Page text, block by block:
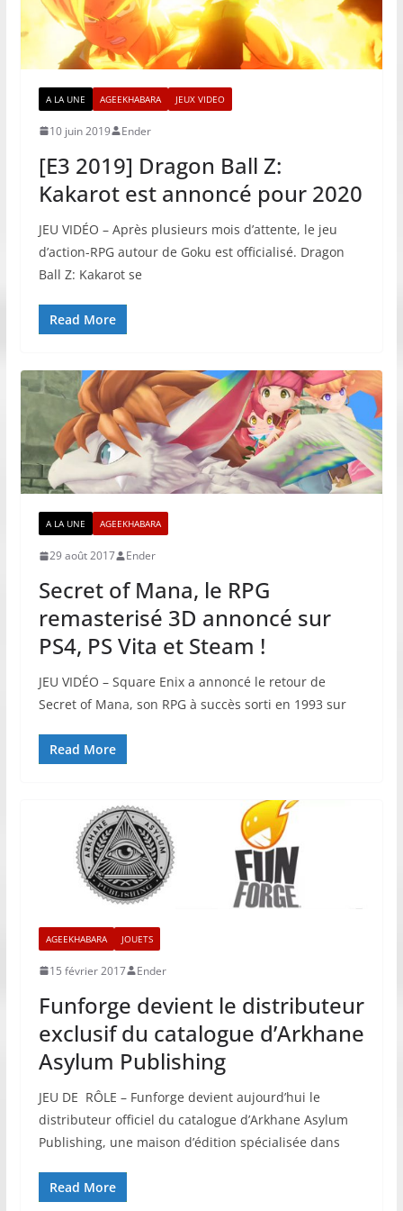
A LA UNE AGEEKHABARA JEUX VIDEO
10 juin 2019 Ender
[E3 2019] Dragon Ball Z:
Kakarot est annoncé pour 2020
JEU VIDÉO – Après plusieurs mois d’attente, le jeu
d’action-RPG autour de Goku est officialisé. Dragon
Ball Z: Kakarot se
Read More
A LA UNE AGEEKHABARA
29 août 2017 Ender
Secret of Mana, le RPG
remasterisé 3D annoncé sur
PS4, PS Vita et Steam !
JEU VIDÉO – Square Enix a annoncé le retour de
Secret of Mana, son RPG à succès sorti en 1993 sur
Read More
AGEEKHABARA JOUETS
15 février 2017 Ender
Funforge devient le distributeur
exclusif du catalogue d’Arkhane
Asylum Publishing
JEU DE RÔLE – Funforge devient aujourd’hui le
distributeur officiel du catalogue d’Arkhane Asylum
Publishing, une maison d’édition spécialisée dans
Read More